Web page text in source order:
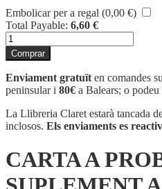
Embolicar per a regal (0,00 €)
Total Payable: 6,60 €
quantitat
de
CARTA
A
PROBA
I
SUPLEMENT
A
AMOR
Comprar
Enviament gratuït en comandes
peninsular i 80€ a Balears; o
La Llibreria Claret estarà tancada
inclosos. Els enviaments es
CARTA A